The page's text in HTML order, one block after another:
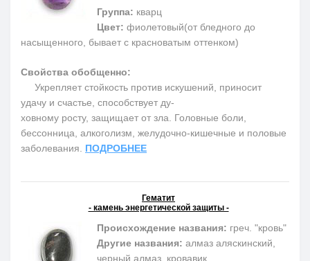
Группа: кварц
Цвет: фиолетовый(от бледного до
насыщенного, бывает с красноватым оттенком)
Свойства обобщенно:
Укрепляет стойкость против искушений, приносит
удачу и счастье, способствует ду-
ховному росту, защищает от зла. Головные боли,
бессонница, алкоголизм, желудочно-кишечные и половые
заболевания. ПОДРОБНЕЕ
Гематит
- камень энергетической защиты -
Происхождение названия: греч. "кровь"
Другие названия: алмаз аляскинский,
черный алмаз, кровавик